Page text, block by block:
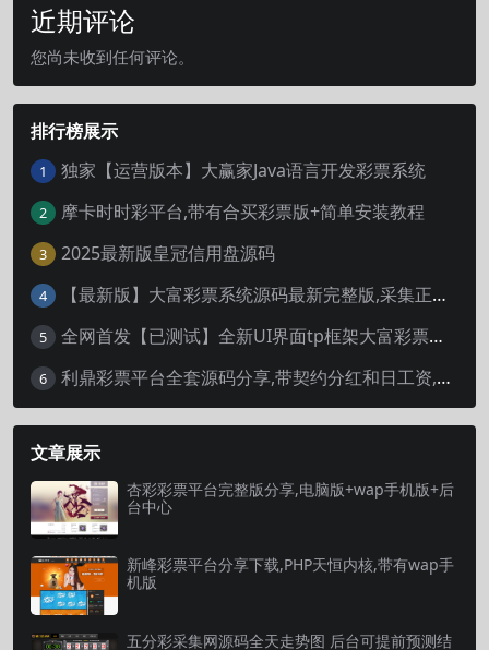
近期评论
您尚未收到任何评论。
排行榜展示
1 独家【运营版本】大赢家Java语言开发彩票系统
2 摩卡时时彩平台,带有合买彩票版+简单安装教程
3 2025最新版皇冠信用盘源码
4 【最新版】大富彩票系统源码最新完整版,采集正常,修复已知问题
5 全网首发【已测试】全新UI界面tp框架大富彩票系统二次开发完整版系统开奖采集正常
6 利鼎彩票平台全套源码分享,带契约分红和日工资,完整版视频搭建教程
文章展示
杏彩彩票平台完整版分享,电脑版+wap手机版+后
台中心
新峰彩票平台分享下载,PHP天恒内核,带有wap手
机版
五分彩采集网源码全天走势图 后台可提前预测结